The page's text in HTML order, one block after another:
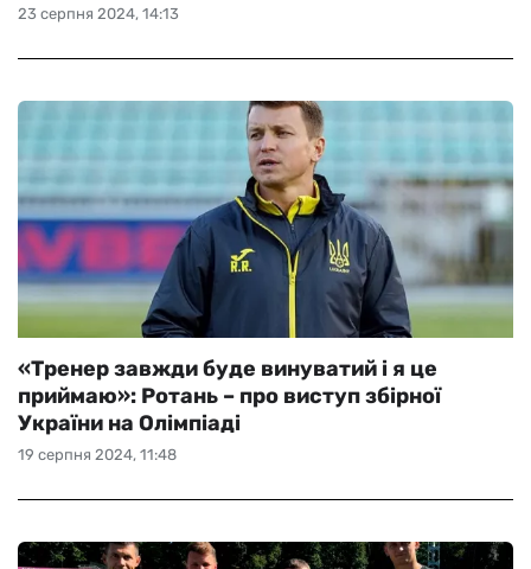
23 серпня 2024, 14:13
19 серпня 2024, 11:48
«Тренер завжди буде винуватий і я це
приймаю»: Ротань – про виступ збірної
України на Олімпіаді